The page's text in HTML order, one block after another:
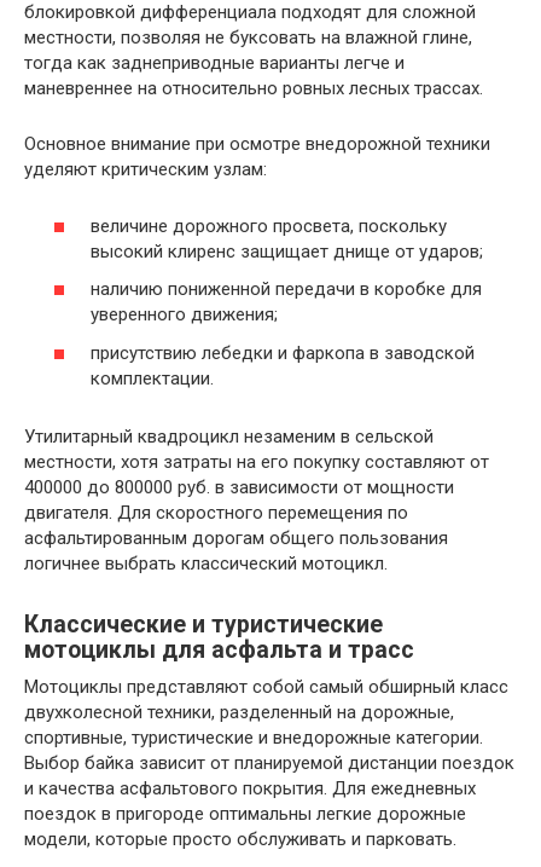
блокировкой дифференциала подходят для сложной
местности, позволяя не буксовать на влажной глине,
тогда как заднеприводные варианты легче и
маневреннее на относительно ровных лесных трассах.
Основное внимание при осмотре внедорожной техники
уделяют критическим узлам:
величине дорожного просвета, поскольку
высокий клиренс защищает днище от ударов;
наличию пониженной передачи в коробке для
уверенного движения;
присутствию лебедки и фаркопа в заводской
комплектации.
Утилитарный квадроцикл незаменим в сельской
местности, хотя затраты на его покупку составляют от
400000 до 800000 руб. в зависимости от мощности
двигателя. Для скоростного перемещения по
асфальтированным дорогам общего пользования
логичнее выбрать классический мотоцикл.
Классические и туристические
мотоциклы для асфальта и трасс
Мотоциклы представляют собой самый обширный класс
двухколесной техники, разделенный на дорожные,
спортивные, туристические и внедорожные категории.
Выбор байка зависит от планируемой дистанции поездок
и качества асфальтового покрытия. Для ежедневных
поездок в пригороде оптимальны легкие дорожные
модели, которые просто обслуживать и парковать.